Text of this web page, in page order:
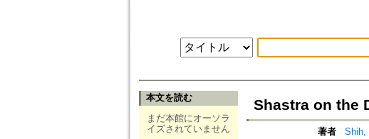
本文を読む
まだ本館にオーソラ
イズされていません
Shastra on the
著者
Shih,